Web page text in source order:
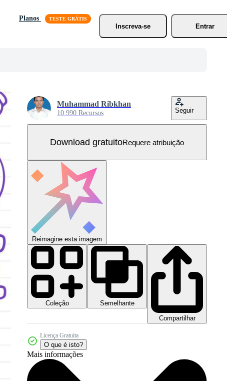
Planos
Inscreva-se
Entrar
Muhammad Ribkhan
10.990 Recursos Seguir
Download gratuitoRequere atribuição
Reimagine esta imagem
Coleção
Semelhante
Compartilhar
Licença Gratuita
O que é isto?
Mais informações